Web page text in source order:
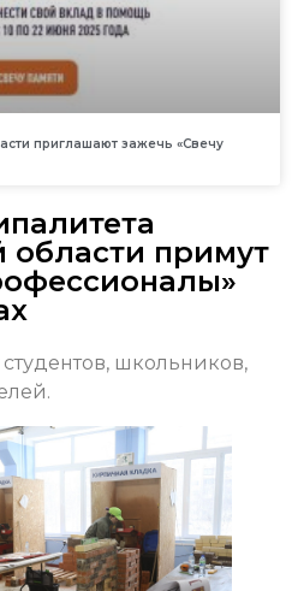
приглашают зажечь «Свечу
области примут
школьников,